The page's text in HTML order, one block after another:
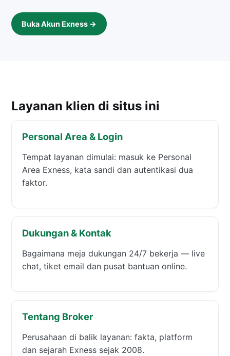
Buka Akun Exness →
Layanan klien di situs ini
Personal Area & Login
Tempat layanan dimulai: masuk ke Personal
Area Exness, kata sandi dan autentikasi dua
faktor.
Dukungan & Kontak
Bagaimana meja dukungan 24/7 bekerja — live
chat, tiket email dan pusat bantuan online.
Tentang Broker
Perusahaan di balik layanan: fakta, platform
dan sejarah Exness sejak 2008.